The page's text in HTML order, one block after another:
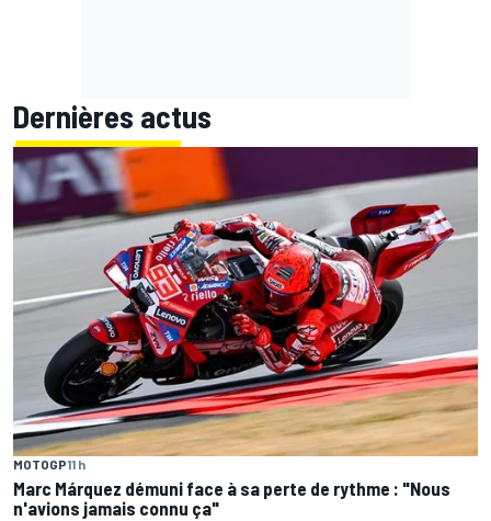
Dernières actus
MOTOGP11 h
Marc Márquez démuni face à sa perte de rythme : "Nous
n'avions jamais connu ça"